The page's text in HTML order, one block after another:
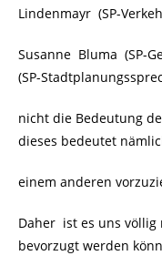
Lindenmayr (SP-
Susanne Bluma (SP-
(SP-
nicht die Bedeutung
dieses bedeutet
einem anderen
Daher ist es uns
bevorzugt werden